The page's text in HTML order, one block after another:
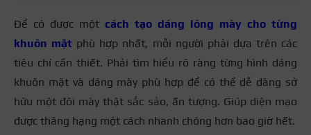
Để có được một cách tạo dáng lông mày cho từng
khuôn mặt phù hợp nhất, mỗi người phải dựa trên các
tiêu chí cần thiết. Phải tìm hiểu rõ ràng từng hình dáng
khuôn mặt và dáng mày phù hợp để có thể dễ dàng sở
hữu một đôi mày thật sắc sảo, ấn tượng. Giúp diện mạo
được thăng hạng một cách nhanh chóng hơn bao giờ hết.